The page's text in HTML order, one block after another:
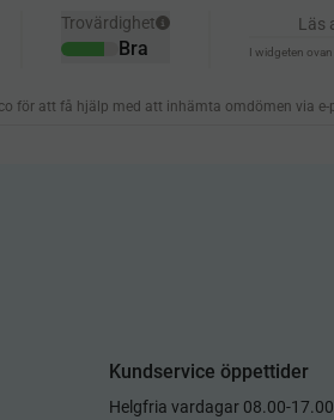
Kundservice öppettider
Helgfria vardagar 08.00-17.00